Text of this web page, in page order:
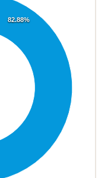
82.88%